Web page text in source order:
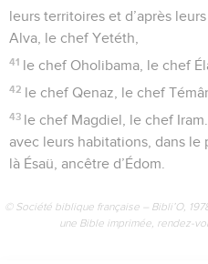
leurs territoires et d’après
Alva, le chef Yetéth,
41 le chef Oholibama, le chef
42 le chef Qenaz, le chef
43 le chef Magdiel, le chef
avec leurs habitations, dans le
là Ésaü, ancêtre d’Édom.
© Société biblique française – Bibli’O,
une Bible imprimée, rendez-